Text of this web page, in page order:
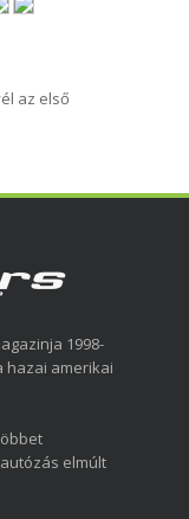
az első
1998-
hazai amerikai
elmúlt